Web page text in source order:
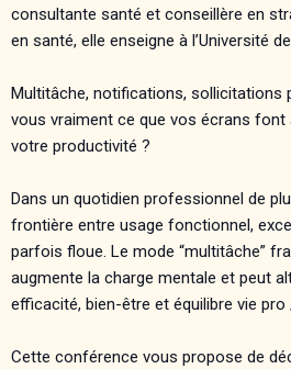
consultante santé et conseillère en
en santé, elle enseigne à l’Université
Multitâche, notifications, sollicitations
vous vraiment ce que vos écrans
votre productivité ?
Dans un quotidien professionnel de
frontière entre usage fonctionnel,
parfois floue. Le mode “multitâche”
augmente la charge mentale et peut
efficacité, bien-être et équilibre vie pro
Cette conférence vous propose de